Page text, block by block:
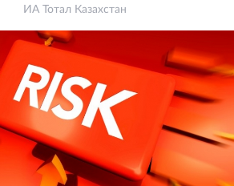
ИА Тотал Казахстан